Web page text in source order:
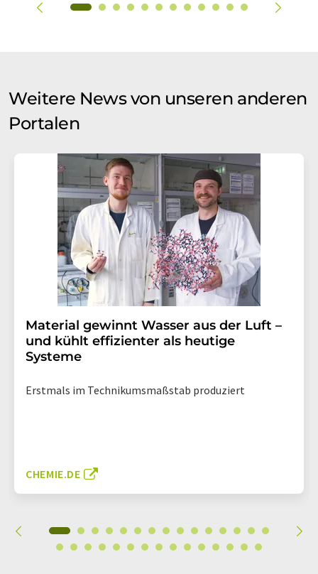
Weitere News von unseren anderen
Portalen
Material gewinnt Wasser aus der Luft –
und kühlt effizienter als heutige
Systeme
Erstmals im Technikumsmaßstab produziert
CHEMIE.DE